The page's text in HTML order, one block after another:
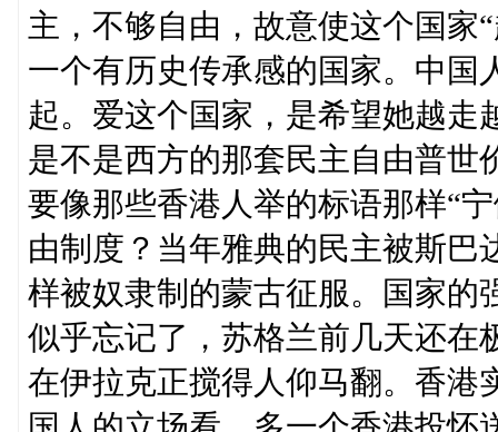
主，不够自由，故意使这个国家
一个有历史传承感的国家。中国
起。爱这个国家，是希望她越走
是不是西方的那套民主自由普世
要像那些香港人举的标语那样“
由制度？当年雅典的民主被斯巴
样被奴隶制的蒙古征服。国家的
似乎忘记了，苏格兰前几天还在
在伊拉克正搅得人仰马翻。香港